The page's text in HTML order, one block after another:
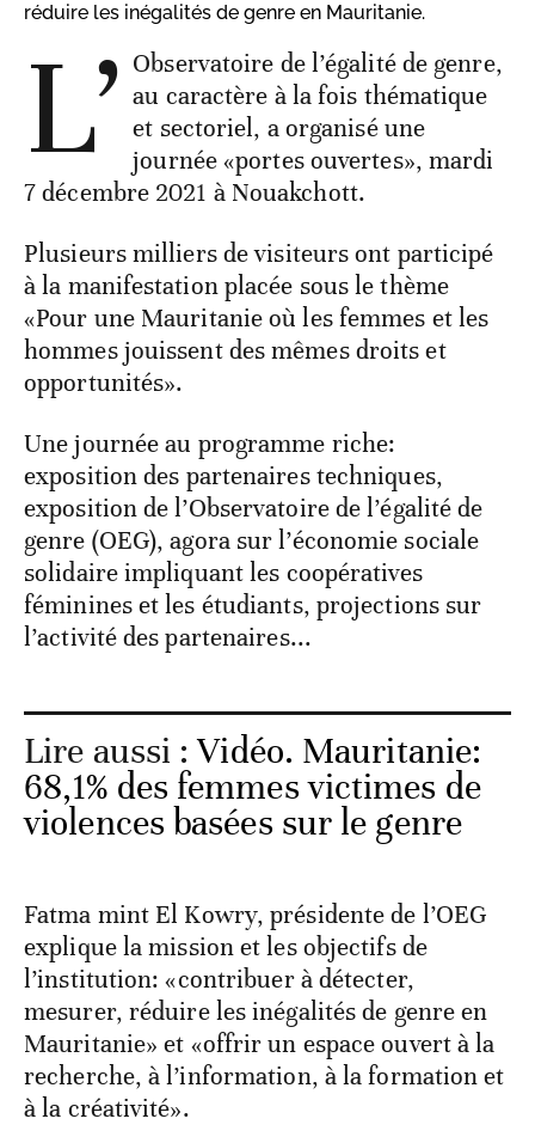
réduire les inégalités de genre en Mauritanie.
L’ Observatoire de l’égalité de genre,
au caractère à la fois thématique
et sectoriel, a organisé une
journée «portes ouvertes», mardi
7 décembre 2021 à Nouakchott.
Plusieurs milliers de visiteurs ont participé
à la manifestation placée sous le thème
«Pour une Mauritanie où les femmes et les
hommes jouissent des mêmes droits et
opportunités».
Une journée au programme riche:
exposition des partenaires techniques,
exposition de l’Observatoire de l’égalité de
genre (OEG), agora sur l’économie sociale
solidaire impliquant les coopératives
féminines et les étudiants, projections sur
l’activité des partenaires...
Lire aussi :Vidéo. Mauritanie:
68,1% des femmes victimes de
violences basées sur le genre
Fatma mint El Kowry, présidente de l’OEG
explique la mission et les objectifs de
l’institution: «contribuer à détecter,
mesurer, réduire les inégalités de genre en
Mauritanie» et «offrir un espace ouvert à la
recherche, à l’information, à la formation et
à la créativité».